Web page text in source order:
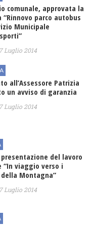
comunale, approvata la
“Rinnovo parco autobus
Municipale
Luglio 2014
all’Assessore Patrizia
un avviso di garanzia
Luglio 2014
del lavoro
“In viaggio verso i
Montagna”
Luglio 2014